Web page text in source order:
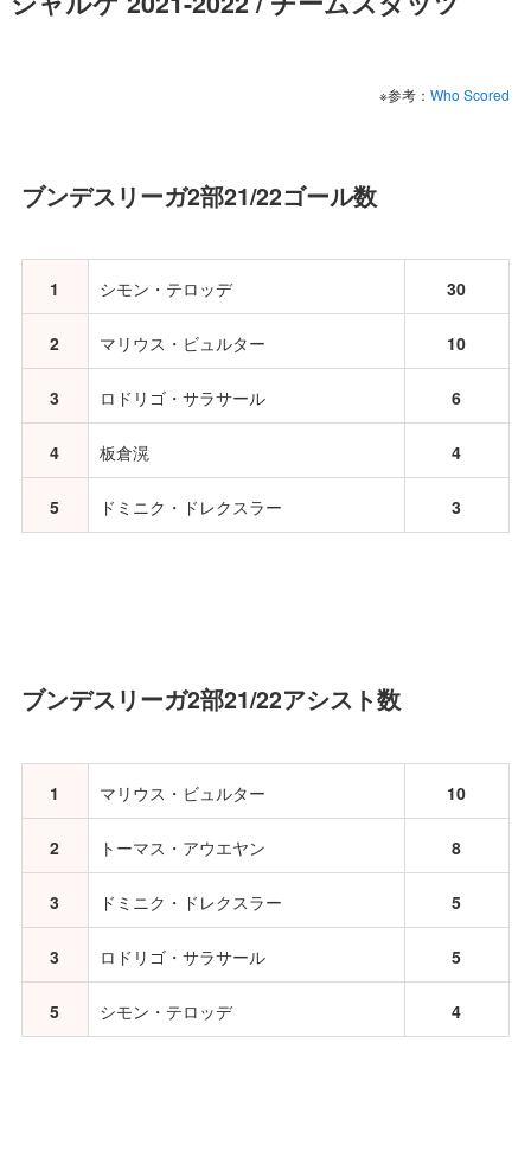
※参考：Who Scored
ブンデスリーガ2部21/22ゴール数
1 シモン・テロッデ 30
2 マリウス・ビュルター 10
3 ロドリゴ・サラサール 6
4 板倉滉 4
5 ドミニク・ドレクスラー 3
ブンデスリーガ2部21/22アシスト数
1 マリウス・ビュルター 10
2 トーマス・アウエヤン 8
3 ドミニク・ドレクスラー 5
3 ロドリゴ・サラサール 5
5 シモン・テロッデ 4